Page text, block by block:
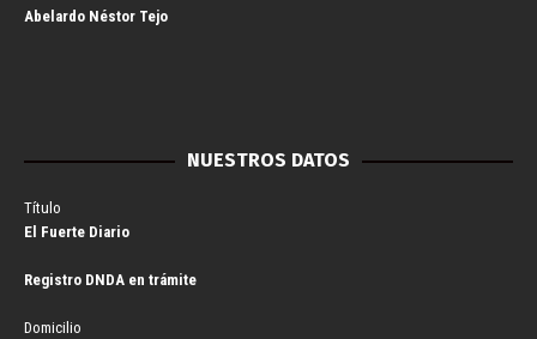
Abelardo Néstor Tejo
NUESTROS DATOS
Título
El Fuerte Diario
Registro DNDA en trámite
Domicilio